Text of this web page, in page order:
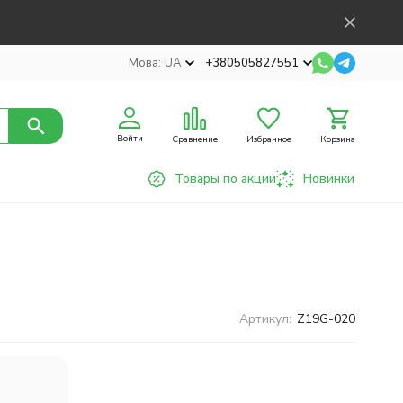
Мова: UA +380505827551
Войти Сравнение Избранное Корзина
Товары по акции Новинки
Артикул: Z19G-020